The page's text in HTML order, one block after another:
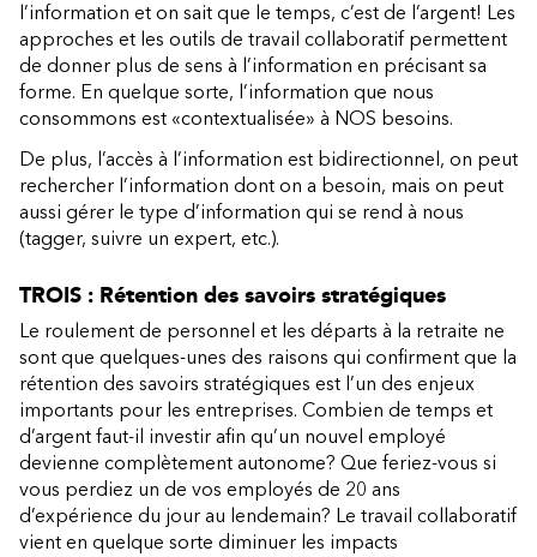
l’information et on sait que le temps, c’est de l’argent! Les
approches et les outils de travail collaboratif permettent
de donner plus de sens à l’information en précisant sa
forme. En quelque sorte, l’information que nous
consommons est «contextualisée» à NOS besoins.
De plus, l’accès à l’information est bidirectionnel, on peut
rechercher l’information dont on a besoin, mais on peut
aussi gérer le type d’information qui se rend à nous
(tagger, suivre un expert, etc.).
TROIS : Rétention des savoirs stratégiques
Le roulement de personnel et les départs à la retraite ne
sont que quelques-unes des raisons qui confirment que la
rétention des savoirs stratégiques est l’un des enjeux
importants pour les entreprises. Combien de temps et
d’argent faut-il investir afin qu’un nouvel employé
devienne complètement autonome? Que feriez-vous si
vous perdiez un de vos employés de 20 ans
d’expérience du jour au lendemain? Le travail collaboratif
vient en quelque sorte diminuer les impacts